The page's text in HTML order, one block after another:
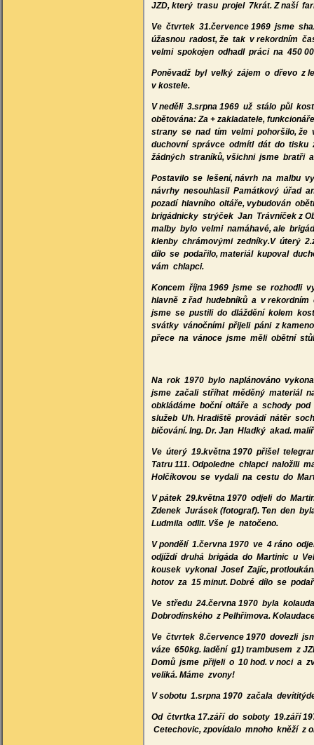
JZD, který trasu projel 7krát. Z naší
Ve čtvrtek 31.července 1969 jsme
úžasnou radost, že tak v rekordním
velmi spokojen odhadl práci na 450
Poněvadž byl velký zájem o dřevo z
v kostele.
V neděli 3.srpna 1969 už stálo půl
obětována: Za + zakladatele,
strany se nad tím velmi pohoršilo, že
duchovní správce odmítl dát do tisku
žádných straníků, všichni jsme
Postavilo se lešení, návrh na malbu
návrhy nesouhlasil Památkový úřad
pozadí hlavního oltáře, vybudován
brigádnicky strýček Jan Trávníček z
malby bylo velmi namáhavé, ale
klenby chrámovými zedníky.V úterý
dílo se podařilo, materiál kupoval
vám chlapci.
Koncem října 1969 jsme se rozhodli
hlavně z řad hudebníků a v
jsme se pustili do dláždění kolem
svátky vánočními přijeli páni z
přece na vánoce jsme měli obětní
Na rok 1970 bylo naplánováno
jsme začali stříhat měděný materiál
obkládáme boční oltáře a schody
služeb Uh. Hradiště provádí nátěr
bičování. Ing. Dr. Jan Hladký akad.
Ve úterý 19.května 1970 přišel
Tatru 111. Odpoledne chlapci naložili
Holčíkovou se vydali na cestu do
V pátek 29.května 1970 odjeli do
Zdenek Jurásek (fotograf). Ten den
Ludmila odlit. Vše je natočeno.
V pondělí 1.června 1970 ve 4 ráno
odjíždí druhá brigáda do Martinic u
kousek vykonal Josef Zajíc,
hotov za 15 minut. Dobré dílo se
Ve středu 24.června 1970 byla
Dobrodínského z Pelhřimova.
Ve čtvrtek 8.července 1970 dovezli
váze 650kg. ladění g1) trambusem z
Domů jsme přijeli o 10 hod. v noci a
veliká. Máme zvony!
V sobotu 1.srpna 1970 začala
Od čtvrtka 17.září do soboty 19.září
Cetechovic, zpovídalo mnoho kněží z